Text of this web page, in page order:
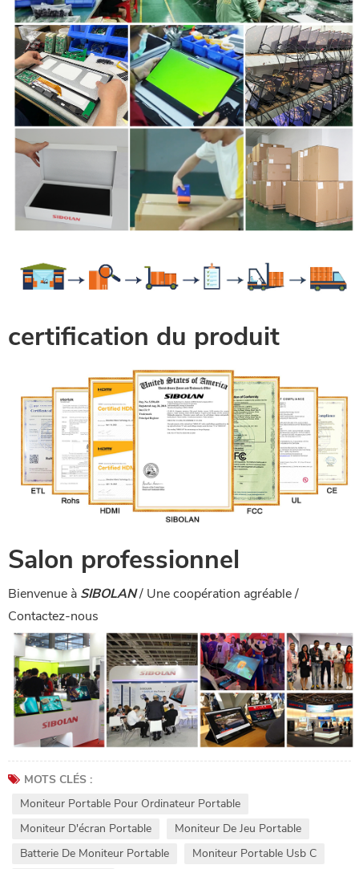
certification du produit
Salon professionnel
Bienvenue à SIBOLAN/ Une coopération agréable /
Contactez-nous
MOTS CLÉS :
Moniteur Portable Pour Ordinateur Portable
Moniteur D'écran Portable
Moniteur De Jeu Portable
Batterie De Moniteur Portable
Moniteur Portable Usb C